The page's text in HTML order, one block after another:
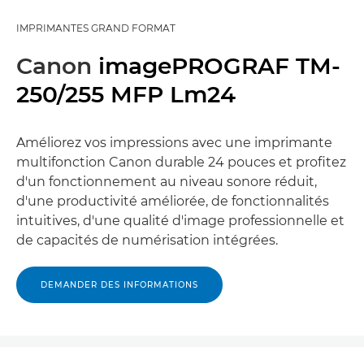
IMPRIMANTES GRAND FORMAT
Canon imagePROGRAF TM-
250/255 MFP Lm24
Améliorez vos impressions avec une imprimante
multifonction Canon durable 24 pouces et profitez
d'un fonctionnement au niveau sonore réduit,
d'une productivité améliorée, de fonctionnalités
intuitives, d'une qualité d'image professionnelle et
de capacités de numérisation intégrées.
DEMANDER DES INFORMATIONS